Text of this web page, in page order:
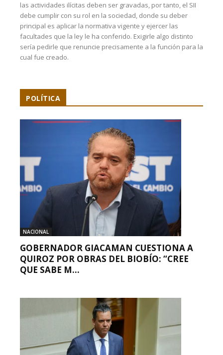
las actividades ilícitas deben ser gravadas, por tanto, el SII
debe cumplir con su rol en la sociedad, donde su deber
principal es aplicar la normativa vigente y ejercer las
facultades que la ley le ha conferido. Exigirle algo distinto
sería pedirle que renuncie precisamente a la función para la
cual fue creado.
POLÍTICA
NACIONAL
GOBERNADOR GIACAMAN CUESTIONA A
QUIROZ POR OBRAS DEL BIOBÍO: “CREE
QUE SABE M...